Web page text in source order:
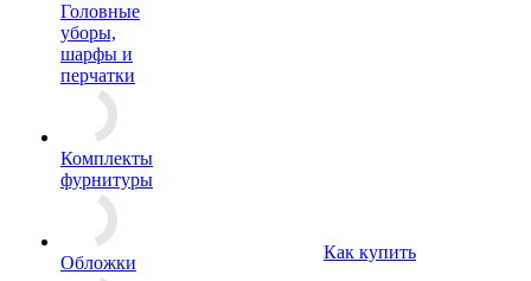
Головные
уборы,
шарфы и
перчатки
Комплекты
фурнитуры
Обложки
Как купить